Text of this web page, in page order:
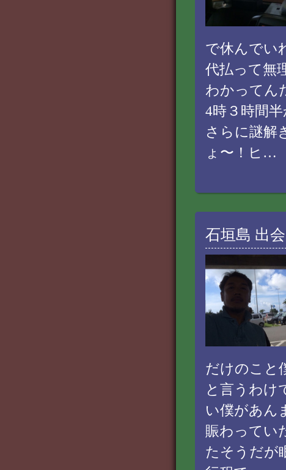
で休んでい
代払って無
わかってん
4時３時間
さらに謎解
ょ〜！ヒ…
石垣島 出
だけのこと
と言うわけ
い僕があん
賑わってい
たそうだが